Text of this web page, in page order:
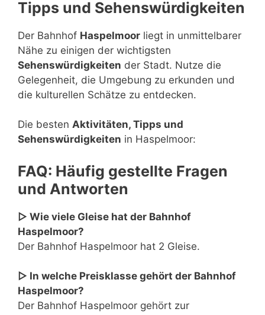
Tipps und Sehenswürdigkeiten
Der Bahnhof Haspelmoor liegt in unmittelbarer
Nähe zu einigen der wichtigsten
Sehenswürdigkeiten der Stadt. Nutze die
Gelegenheit, die Umgebung zu erkunden und
die kulturellen Schätze zu entdecken.
Die besten Aktivitäten, Tipps und
Sehenswürdigkeiten in Haspelmoor:
FAQ: Häufig gestellte Fragen
und Antworten
▷ Wie viele Gleise hat der Bahnhof
Haspelmoor?
Der Bahnhof Haspelmoor hat 2 Gleise.
▷ In welche Preisklasse gehört der Bahnhof
Haspelmoor?
Der Bahnhof Haspelmoor gehört zur